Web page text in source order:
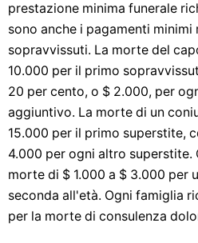
prestazione minima funerale
sono anche i pagamenti minimi
sopravvissuti. La morte del
10.000 per il primo
20 per cento, o $ 2.000, per
aggiuntivo. La morte di un
15.000 per il primo superstite,
4.000 per ogni altro superstite.
morte di $ 1.000 a $ 3.000 per
seconda all'età. Ogni famiglia
per la morte di consulenza